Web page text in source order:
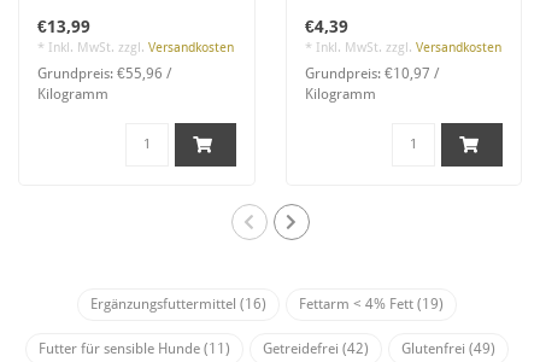
Leishmaniose geeignet..
€13,99
* Inkl. MwSt. zzgl. Versandkosten
Grundpreis: €55,96 /
Kilogramm
Proteinreduziert. Fleisc..
€4,39
* Inkl. MwSt. zzgl. Versandkosten
Grundpreis: €10,97 /
Kilogramm
Ergänzungsfuttermittel (16) Fettarm < 4% Fett (19)
Futter für sensible Hunde (11) Getreidefrei (42) Glutenfrei (49)